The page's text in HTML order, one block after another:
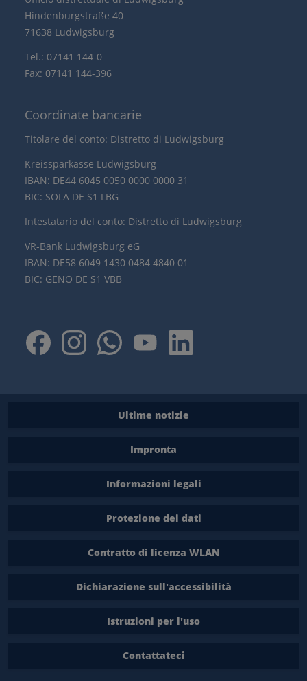
Hindenburgstraße 40
71638 Ludwigsburg
Tel.: 07141 144-0
Fax: 07141 144-396
Coordinate bancarie
Titolare del conto: Distretto di Ludwigsburg
Kreissparkasse Ludwigsburg
IBAN: DE44 6045 0050 0000 0000 31
BIC: SOLA DE S1 LBG
Intestatario del conto: Distretto di Ludwigsburg
VR-Bank Ludwigsburg eG
IBAN: DE58 6049 1430 0484 4840 01
BIC: GENO DE S1 VBB
Ultime notizie
Impronta
Informazioni legali
Protezione dei dati
Contratto di licenza WLAN
Dichiarazione sull'accessibilità
Istruzioni per l'uso
Contattateci